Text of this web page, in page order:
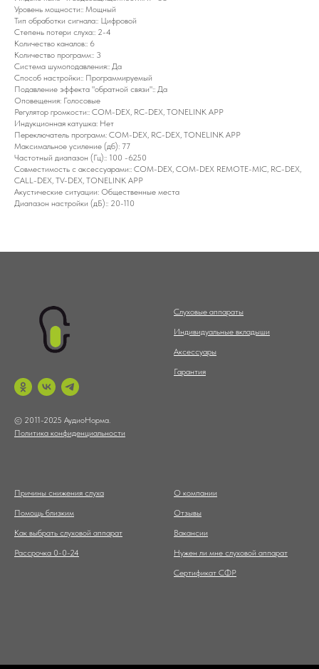
Уровень мощности:: Мощный
Тип обработки сигнала:: Цифровой
Степень потери слуха:: 2-4
Количество каналов:: 6
Количество программ:: 3
Система шумоподавления:: Да
Способ настройки:: Программируемый
Подавление эффекта "обратной связи":: Да
Оповещения: Голосовые
Регулятор громкости:: COM-DEX, RC-DEX, TONELINK APP
Индукционная катушка: Нет
Переключатель программ: COM-DEX, RC-DEX, TONELINK APP
Максимальное усиление (дб): 77
Частотный диапазон (Гц):: 100 -6250
Совместимость с аксессуарами:: COM-DEX, COM-DEX REMOTE-MIC, RC-DEX,
CALL-DEX, TV-DEX, TONELINK APP
Акустические ситуации: Общественные места
Диапазон настройки (дБ):: 20-110
© 2011-2025 АудиоНорма.
Политика конфиденциальности
Слуховые аппараты
Индивидуальные вкладыши
Аксессуары
Гарантия
Причины снижения слуха
Помощь близким
Как выбрать слуховой аппарат
Рассрочка 0-0-24
О компании
Отзывы
Вакансии
Нужен ли мне слуховой аппарат
Сертификат СФР